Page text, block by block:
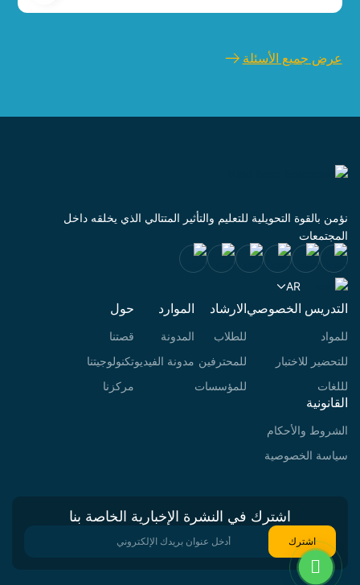
عرض جميع الأسئلة
نؤمن بالقوة التحويلية للتعليم والتأثير المتتالي الذي يخلقه داخل
المجتمعات
AR
التدريس الخصوصي
للمواد
للتحضير للاختبار
لللغات
الارشاد
للطلاب
للمحترفين
للمؤسسات
الموارد
المدونة
مدونة الفيديو
حول
قصتنا
تكنولوجيتنا
مركزنا
القانونية
الشروط والأحكام
سياسة الخصوصية
اشترك في النشرة الإخبارية الخاصة بنا